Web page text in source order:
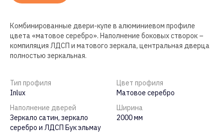
Комбинированные двери-купе в алюминиевом профиле
цвета «матовое серебро». Наполнение боковых створок –
компиляция ЛДСП и матового зеркала, центральная дверца
полностью зеркальная.
Тип профиля
Inlux
Цвет профиля
Матовое серебро
Наполнение дверей
Зеркало сатин, зеркало
серебро и ЛДСП Бук эльмау
Ширина
2000 мм